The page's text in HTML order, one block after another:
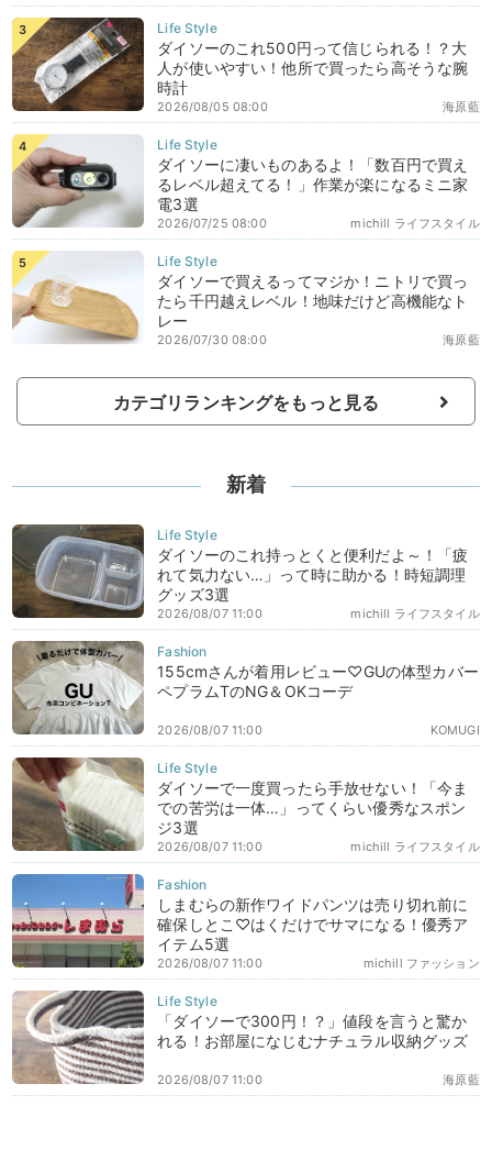
ダイソーのこれ500円って信じられる！？大
人が使いやすい！他所で買ったら高そうな腕
時計
海原藍
2026/08/05 08:00
ダイソーに凄いものあるよ！「数百円で買え
るレベル超えてる！」作業が楽になるミニ家
電3選
michill ライフスタイル
2026/07/25 08:00
ダイソーで買えるってマジか！ニトリで買っ
たら千円越えレベル！地味だけど高機能なト
レー
海原藍
2026/07/30 08:00
カテゴリランキングをもっと見る
新着
ダイソーのこれ持っとくと便利だよ～！「疲
れて気力ない…」って時に助かる！時短調理
グッズ3選
michill ライフスタイル
2026/08/07 11:00
155cmさんが着用レビュー♡GUの体型カバー
ペプラムTのNG＆OKコーデ
KOMUGI
2026/08/07 11:00
ダイソーで一度買ったら手放せない！「今ま
での苦労は一体…」ってくらい優秀なスポン
ジ3選
michill ライフスタイル
2026/08/07 11:00
しまむらの新作ワイドパンツは売り切れ前に
確保しとこ♡はくだけでサマになる！優秀ア
イテム5選
michill ファッション
2026/08/07 11:00
「ダイソーで300円！？」値段を言うと驚か
れる！お部屋になじむナチュラル収納グッズ
海原藍
2026/08/07 11:00